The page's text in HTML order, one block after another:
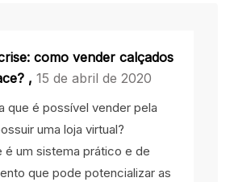
como vender calçados
, 15 de abril de 2020
que é possível vender pela
uma loja virtual?
é um sistema prático e de
que pode potencializar as